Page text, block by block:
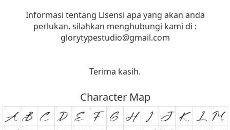
Informasi tentang Lisensi apa yang akan anda
perlukan, silahkan menghubungi kami di :
glorytypestudio@gmail.com
Terima kasih.
Character Map